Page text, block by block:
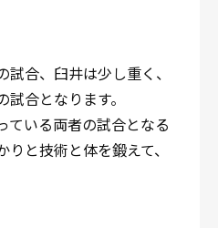
/ 日・祝 14:00〜19:00
合、臼井は少し重く、
合となります。
ている両者の試合となる
と技術と体を鍛えて、